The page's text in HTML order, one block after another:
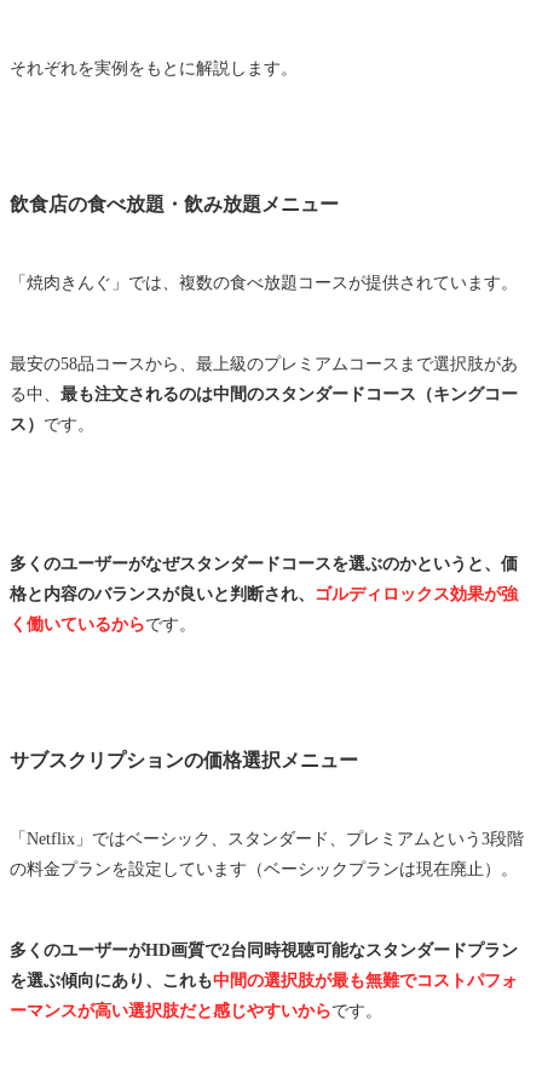
それぞれを実例をもとに解説します。
飲食店の食べ放題・飲み放題メニュー
「焼肉きんぐ」では、複数の食べ放題コースが提供されています。
最安の58品コースから、最上級のプレミアムコースまで選択肢があ
る中、 最も注文されるのは中間のスタンダードコース（キングコー
ス） です。
多くのユーザーがなぜスタンダードコースを選ぶのかというと、価
格と内容のバランスが良いと判断され、
ゴルディロックス効果が強
く働いているからです。
サブスクリプションの価格選択メニュー
「Netflix」ではベーシック、スタンダード、プレミアムという3段階
の料金プランを設定しています（ベーシックプランは現在廃止）。
多くのユーザーがHD画質で2台同時視聴可能なスタンダードプラン
を選ぶ傾向にあり、これも中間の選択肢が最も無難でコストパフォ
ーマンスが高い選択肢だと感じやすいからです。